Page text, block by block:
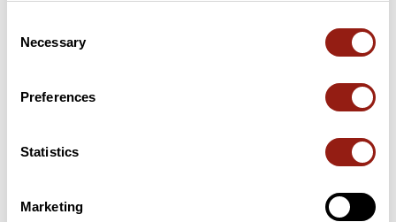
Selection
Necessary
Preferences
Statistics
Marketing
Résumé
Découvrez ce parcours de vélo de 66,8 km à proximité de
présente une ascension cumulée de plus de 270m. Prévoyez
environ 2 heures et 50 minutes pour réaliser ce parcours.